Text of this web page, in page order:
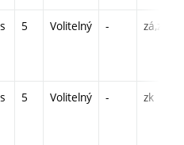
5 Volitelný - zá,zk
5 Volitelný - zk